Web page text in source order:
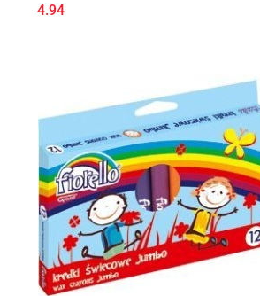
4.94